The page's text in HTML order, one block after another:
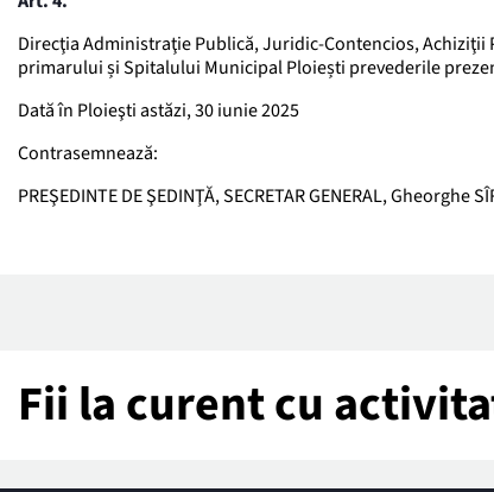
Direcţia Administraţie Publică, Juridic-Contencios,
primarului și Spitalului Municipal Ploiești prevederile
Dată în Ploieşti astăzi, 30 iunie 2025
Contrasemnează:
PREŞEDINTE DE ŞEDINŢĂ, SECRETAR GENERAL, Gheorghe
Fii la curent cu